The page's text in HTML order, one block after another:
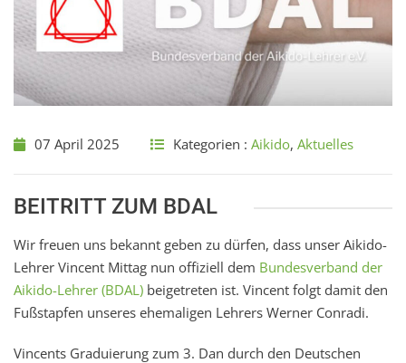
07 April 2025 Kategorien : Aikido, Aktuelles
BEITRITT ZUM BDAL
Wir freuen uns bekannt geben zu dürfen, dass unser Aikido-
Lehrer Vincent Mittag nun offiziell dem Bundesverband der
Aikido-Lehrer (BDAL) beigetreten ist. Vincent folgt damit den
Fußstapfen unseres ehemaligen Lehrers Werner Conradi.
Vincents Graduierung zum 3. Dan durch den Deutschen